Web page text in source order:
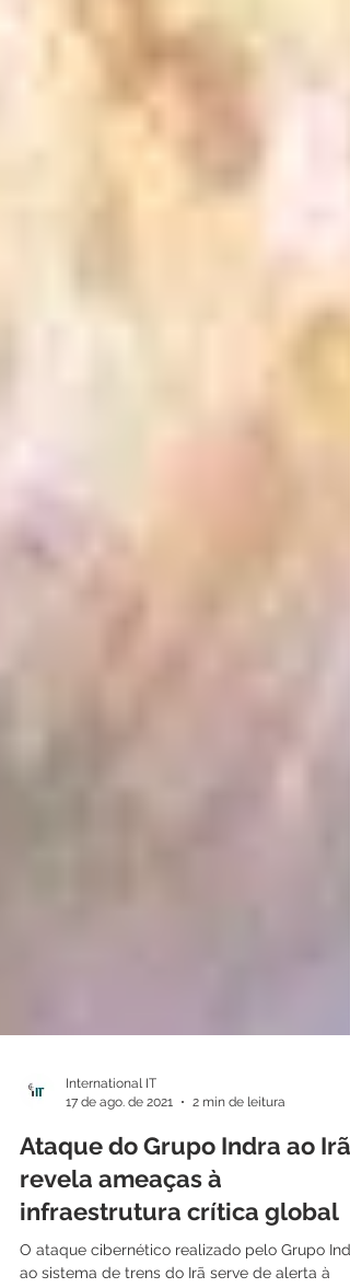
17 de ago. de 2021
2 min de leitura
Ataque do Grupo Indra ao Irã
revela ameaças à
infraestrutura crítica global